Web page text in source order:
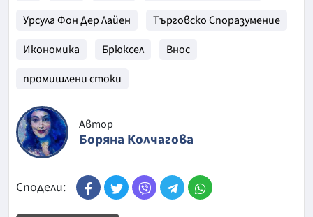
Урсула Фон Дер Лайен
Търговско Споразумение
Икономика
Брюксел
Внос
промишлени стоки
Автор
Боряна Колчагова
Сподели: